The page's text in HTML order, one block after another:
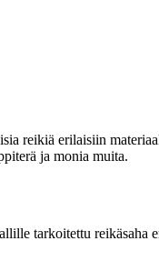
reikiä erilaisiin
ja monia muita.
tarkoitettu reikäsaha